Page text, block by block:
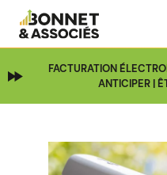
FACTURATION
ANTICIPER |